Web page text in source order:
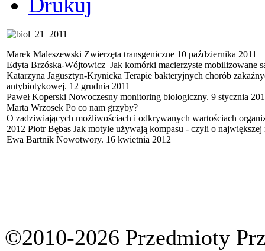
Marek Maleszewski Zwierzęta transgeniczne 10 października 2011
Edyta Brzóska-Wójtowicz Jak komórki macierzyste mobilizowane
Katarzyna Jagusztyn-Krynicka Terapie bakteryjnych chorób
antybiotykowej. 12 grudnia 2011
Paweł Koperski Nowoczesny monitoring biologiczny. 9 stycznia
Marta Wrzosek Po co nam grzyby?
O zadziwiających możliwościach i odkrywanych wartościach
2012 Piotr Bębas Jak motyle używają kompasu - czyli o
Ewa Bartnik Nowotwory. 16 kwietnia 2012
©2010-2026 Przedmioty